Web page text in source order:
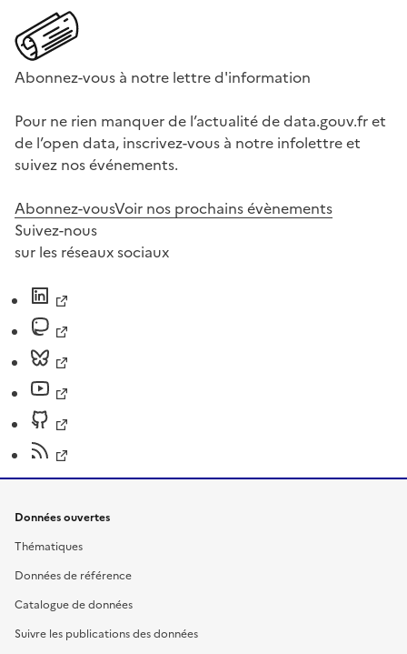
Abonnez-vous à notre lettre d'information
Pour ne rien manquer de l’actualité de data.gouv.fr et
de l’open data, inscrivez-vous à notre infolettre et
suivez nos événements.
Abonnez-vousVoir nos prochains évènements
Suivez-nous
sur les réseaux sociaux
Données ouvertes
Thématiques
Données de référence
Catalogue de données
Suivre les publications des données